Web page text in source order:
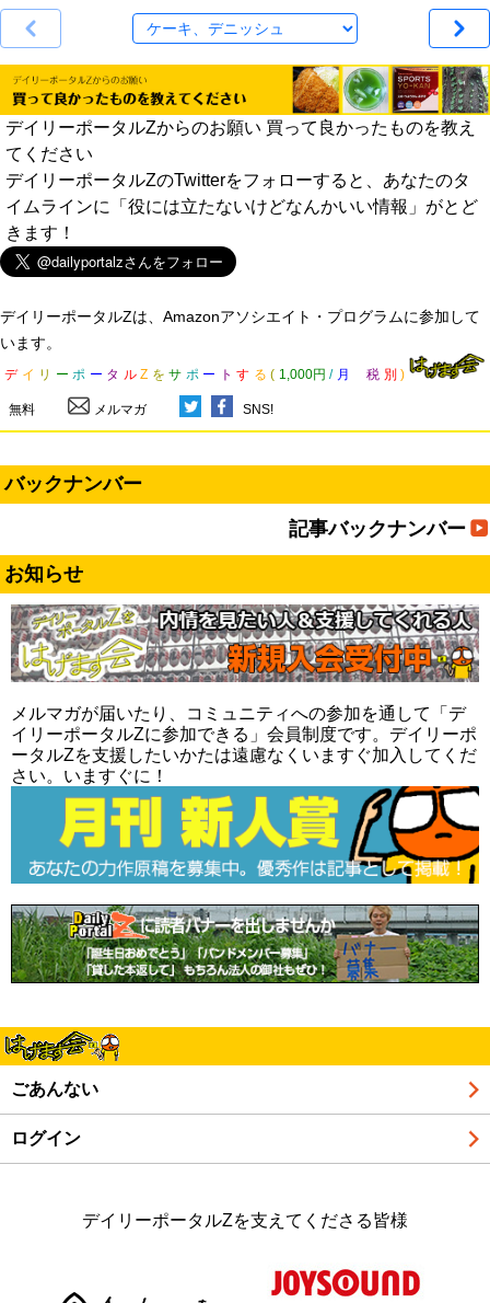
デイリーポータルZからのお願い 買って良かったものを教え
てください
デイリーポータルZのTwitterをフォローすると、あなたのタ
イムラインに「役には立たないけどなんかいい情報」がとど
きます！
デイリーポータルZは、Amazonアソシエイト・プログラムに参加して
います。
デ イ リ ー ポ ー タ ル Z を サ ポ ー ト す る ( 1,000円 / 月 税 別 )
無料 メルマガ SNS!
バックナンバー
記事バックナンバー
お知らせ
メルマガが届いたり、コミュニティへの参加を通して「デ
イリーポータルZに参加できる」会員制度です。デイリーポ
ータルZを支援したいかたは遠慮なくいますぐ加入してくだ
さい。いますぐに！
ごあんない
ログイン
デイリーポータルZを支えてくださる皆様